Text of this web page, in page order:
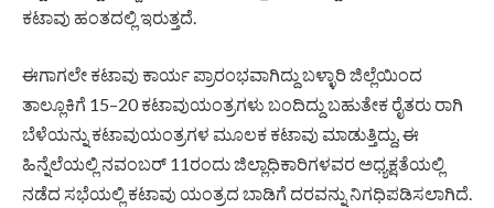
ಕಟಾವು ಹಂತದಲ್ಲಿ ಇರುತ್ತದೆ.
ಈಗಾಗಲೇ ಕಟಾವು ಕಾರ್ಯ ಪ್ರಾರಂಭವಾಗಿದ್ದು ಬಳ್ಳಾರಿ ಜಿಲ್ಲೆಯಿಂದ
ತಾಲ್ಲೂಕಿಗೆ 15–20 ಕಟಾವುಯಂತ್ರಗಳು ಬಂದಿದ್ದು ಬಹುತೇಕ ರೈತರು ರಾಗಿ
ಬೆಳೆಯನ್ನು ಕಟಾವುಯಂತ್ರಗಳ ಮೂಲಕ ಕಟಾವು ಮಾಡುತ್ತಿದ್ದು, ಈ
ಹಿನ್ನೆಲೆಯಲ್ಲಿ ನವಂಬರ್ 11ರಂದು ಜಿಲ್ಲಾಧಿಕಾರಿಗಳವರ ಅಧ್ಯಕ್ಷತೆಯಲ್ಲಿ
ನಡೆದ ಸಭೆಯಲ್ಲಿ ಕಟಾವು ಯಂತ್ರದ ಬಾಡಿಗೆ ದರವನ್ನು ನಿಗಧಿಪಡಿಸಲಾಗಿದೆ.